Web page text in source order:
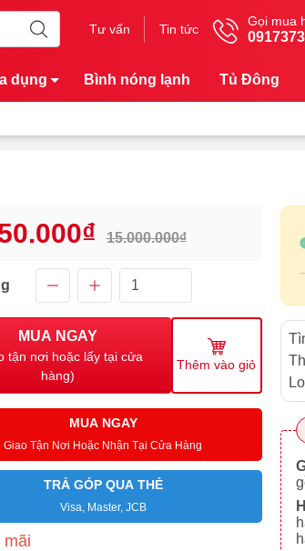
Tư vấn Tin tức
Gọi mua
dụng Bình nóng lạnh Tủ Đông
15.000.000₫
MUA NGAY
tận nơi hoặc lấy tại cửa
hàng)
Thêm vào giỏ
MUA NGAY
Giao Tận Nơi Hoặc Nhận Tại Cửa Hàng
TRẢ GÓP QUA THẺ
Visa, Master, JCB
mãi